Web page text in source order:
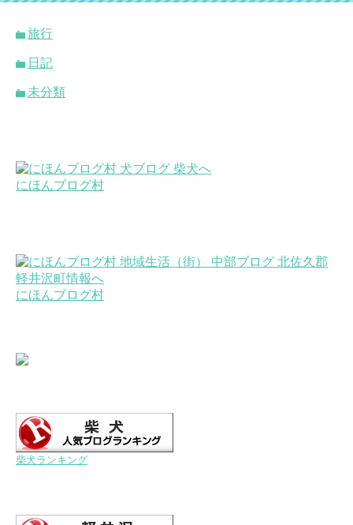
旅行
日記
未分類
にほんブログ村
にほんブログ村
柴犬ランキング